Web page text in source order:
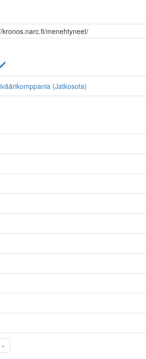
menehtyneet/
(Jatkosota)
»